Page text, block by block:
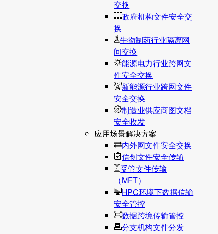
交换
政府机构文件安全交
换
生物制药行业隔离网
间交换
能源电力行业跨网文
件安全交换
新能源行业跨网文件
安全交换
制造业供应商图文档
安全收发
应用场景解决方案
内外网文件安全交换
信创文件安全传输
受管文件传输
（MFT）
HPC环境下数据传输
安全管控
数据跨境传输管控
分支机构文件分发